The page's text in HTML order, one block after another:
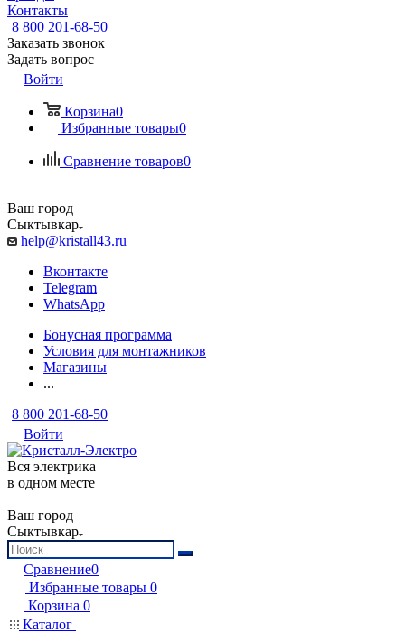
Контакты
8 800 201-68-50
Заказать звонок
Задать вопрос
Войти
Корзина0
Избранные товары0
Сравнение товаров0
Ваш город
Сыктывкар
help@kristall43.ru
Вконтакте
Telegram
WhatsApp
Бонусная программа
Условия для монтажников
Магазины
...
8 800 201-68-50
Войти
Вся электрика
в одном месте
Ваш город
Сыктывкар
Сравнение0
Избранные товары 0
Корзина 0
Каталог